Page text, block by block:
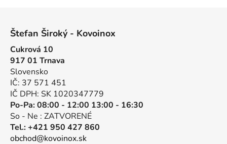
Štefan Široký - Kovoinox
Cukrová 10
917 01 Trnava
Slovensko
IČ: 37 571 451
IČ DPH: SK 1020347779
Po-Pa: 08:00 - 12:00 13:00 - 16:30
So - Ne : ZATVORENÉ
Tel.: +421 950 427 860
obchod@kovoinox.sk